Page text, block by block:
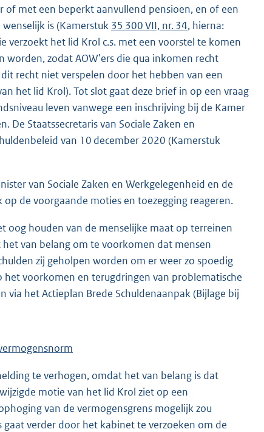
of met een beperkt aanvullend pensioen, en of een
is (Kamerstuk 35 300 VII, nr. 34, hierna:
verzoekt het lid Krol c.s. met een voorstel te komen
zodat AOW’ers die qua inkomen recht
recht niet verspelen door het hebben van een
het lid Krol). Tot slot gaat deze brief in op een vraag
leven vanwege een inschrijving bij de Kamer
Staatssecretaris van Sociale Zaken en
van 10 december 2020 (Kamerstuk
van Sociale Zaken en Werkgelegenheid en de
op de voorgaande moties en toezegging reageren.
oog houden van de menselijke maat op terreinen
van belang om te voorkomen dat mensen
zij geholpen worden om er weer zo spoedig
voorkomen en terugdringen van problematische
het Actieplan Brede Schuldenaanpak (Bijlage bij
te verhogen, omdat het van belang is dat
motie van het lid Krol ziet op een
van de vermogensgrens mogelijk zou
verder door het kabinet te verzoeken om de